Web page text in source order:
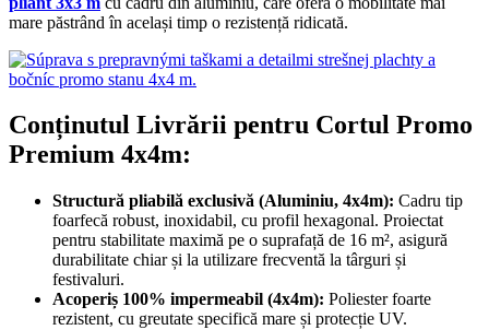
mare păstrând în același timp o rezistență ridicată.
Conținutul Livrării pentru Cortul Promo
Premium 4x4m:
Structură pliabilă exclusivă (Aluminiu, 4x4m): Cadru tip
foarfecă robust, inoxidabil, cu profil hexagonal. Proiectat
pentru stabilitate maximă pe o suprafață de 16 m², asigură
durabilitate chiar și la utilizare frecventă la târguri și
festivaluri.
Acoperiș 100% impermeabil (4x4m): Poliester foarte
rezistent, cu greutate specifică mare și protecție UV.